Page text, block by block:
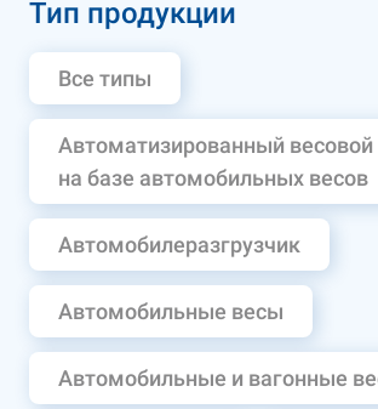
Тип продукции
Все типы
Автоматизированный
на базе автомобильных весов
Автомобилеразгрузчик
Автомобильные весы
Автомобильные и вагонные